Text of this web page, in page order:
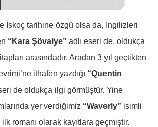
İskoç tarihine özgü olsa da, İngilizleri
“Kara Şövalye” adlı eseri de, oldukça
arasındadır. Aradan 3 yıl geçtikten
ithafen yazdığı “Quentin
de oldukça ilgi görmüştür. Yine
yer verdiğimiz “Waverly” isimli
romanı olarak kayıtlara geçmiştir.